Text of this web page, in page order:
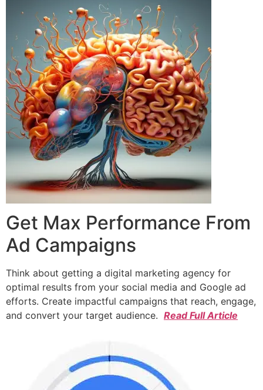
Get Max Performance From
Ad Campaigns
Think about getting a digital marketing agency for
optimal results from your social media and Google ad
efforts. Create impactful campaigns that reach, engage,
and convert your target audience. Read Full Article